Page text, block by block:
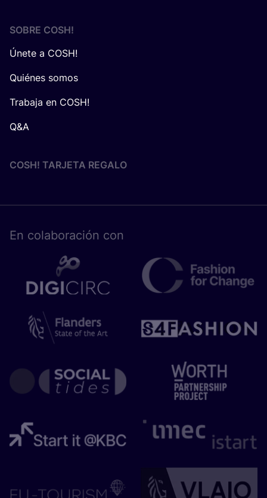
SOBRE COSH!
Únete a COSH!
Quiénes somos
Trabaja en COSH!
Q&A
COSH! TARJETA REGALO
En cola­bo­ra­ción con